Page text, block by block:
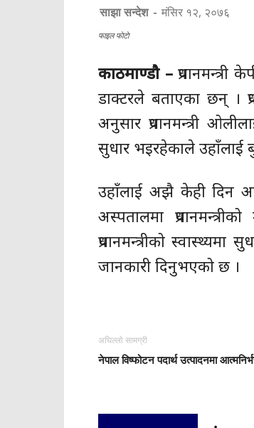
साझा सन्देश - मंसिर १२, २०७६
फाइल फाेटाे
काठमाण्डौ –
डाक्टरले बताएका छन् ।
अनुसार प्रधानमन्त्री
सुधार भइरहेकाले उहाँलाई
उहाँलाई अझै केही दिन
अस्पतालमा
प्रधानमन्त्रीको स्वास्थ्यमा
जानकारी दिनुभएको छ ।
अघिल्लो सामग्री
नेपाल विष्फोटन पदार्थ उत्पादनमा